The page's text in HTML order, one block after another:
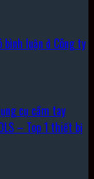
bình luận ở Công ty
cụ cầm tay
– Top 1 thiết bị